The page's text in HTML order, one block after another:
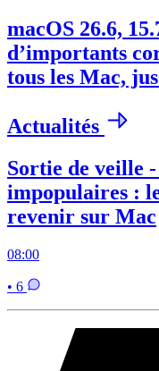
macOS 26.6,
d’importants
tous les Mac,
Actualités
Sortie de veille
impopulaires :
revenir sur Mac
08:00
• 6